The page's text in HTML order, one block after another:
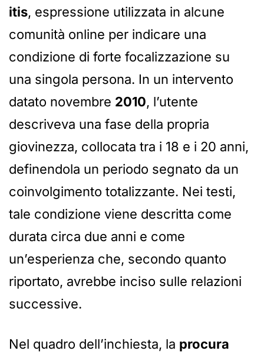
itis, espressione utilizzata in alcune
comunità online per indicare una
condizione di forte focalizzazione su
una singola persona. In un intervento
datato novembre 2010, l’utente
descriveva una fase della propria
giovinezza, collocata tra i 18 e i 20 anni,
definendola un periodo segnato da un
coinvolgimento totalizzante. Nei testi,
tale condizione viene descritta come
durata circa due anni e come
un’esperienza che, secondo quanto
riportato, avrebbe inciso sulle relazioni
successive.
Nel quadro dell’inchiesta, la procura